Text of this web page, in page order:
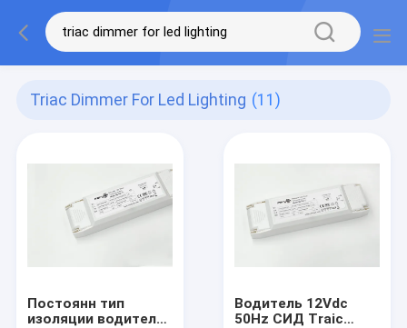
Triac Dimmer For Led Lighting (11)
Постоянн тип
изоляции водителя
Водитель 12Vdc
50Hz СИД Traic